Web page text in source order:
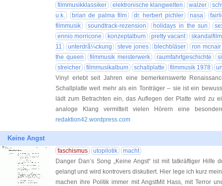
filmmusikklassiker
elektronische klangwelten walzer
u.k.
brian de palma film dr. herbert pichler nasa
filmmusik
soundtrack-rezension holidays in the sun
ennio morricone
konzeptalbum pretty vacant
skandalfilm
11
unterdrã¼ckung steve jones blechbläser
ron mcnair
the queen
filmmusik meisterwerk raumfahrtgeschichte
streicher
filmmusikalbum schallplatte filmmusik 1978
Vinyl erlebt seit Jahren eine bemerkenswerte
Schallplatte weit mehr als ein Tonträger – sie ist ein
lädt zum Betrachten ein, das Auflegen der Platte wird zu
analoge Klang vermittelt vielen Hörern eine
redaktion42.wordpress.com
Keine Angst
faschismus utopilotik
macht
Danger Dan’s Song „Keine Angst“ ist mit tatkräftiger Hilfe
gelangt und wird kontrovers diskutiert. Hier lege ich kurz
machen ihre Politik immer mit AngstMit Hass, mit Terror